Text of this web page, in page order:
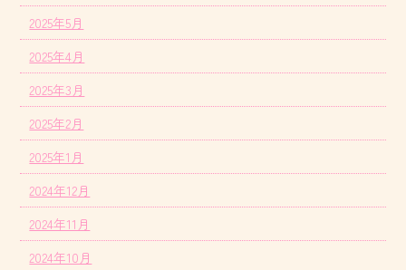
2025年5月
2025年4月
2025年3月
2025年2月
2025年1月
2024年12月
2024年11月
2024年10月